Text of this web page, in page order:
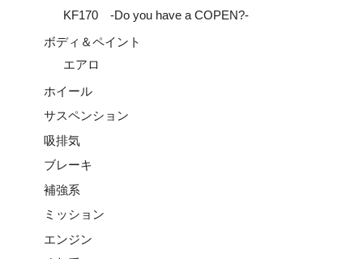
KF170 -Do you have a COPEN?-
ボディ＆ペイント
エアロ
ホイール
サスペンション
吸排気
ブレーキ
補強系
ミッション
エンジン